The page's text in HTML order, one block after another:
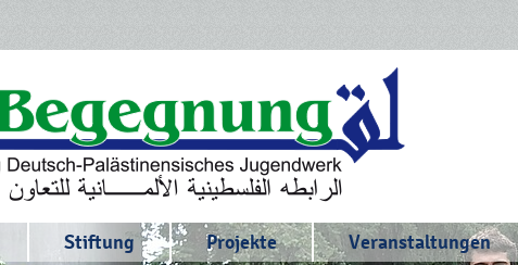
Stiftung Projekte Veranstaltungen